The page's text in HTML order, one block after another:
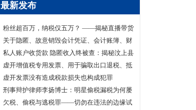
最新发布
粉丝超百万，纳税仅五万？ ——揭秘直播带货
主播李呈祥隐匿收入偷税案件
关于隐匿、故意销毁会计凭证、会计账簿、财
务会计报告罪司法适用的实证研究
私人账户收货款 隐匿收入终被查：揭秘汶上县
鑫福黄金珠宝店偷逃消费税案件
虚开增值税专用发票、用于骗取出口退税、抵
扣税款发票罪刑事辩护案
虚开发票没有造成税款损失也构成犯罪
刑事辩护律师李扬博士：明星偷税漏税为何屡
禁不止？
欠税、偷税与逃税罪——切勿在违法的边缘试